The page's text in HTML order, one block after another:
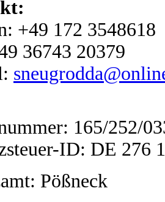
+49 172 3548618
36743 20379
165/252/
ID: DE 276
Pößneck